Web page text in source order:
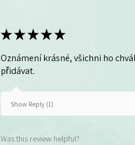
★★★★★
Oznámení krásné, všichni ho
přidávat.
Show Reply (1)
Was this review helpful?